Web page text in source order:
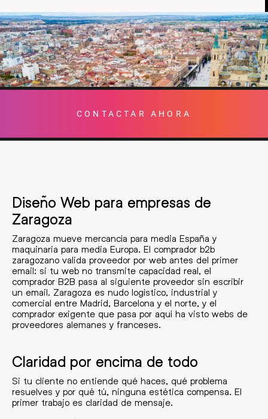
CONTACTAR AHORA
Diseño Web para empresas de
Zaragoza
Zaragoza mueve mercancía para media España y
maquinaria para media Europa. El comprador b2b
zaragozano valida proveedor por web antes del primer
email: si tu web no transmite capacidad real, el
comprador B2B pasa al siguiente proveedor sin escribir
un email. Zaragoza es nudo logístico, industrial y
comercial entre Madrid, Barcelona y el norte, y el
comprador exigente que pasa por aquí ha visto webs de
proveedores alemanes y franceses.
Claridad por encima de todo
Si tu cliente no entiende qué haces, qué problema
resuelves y por qué tú, ninguna estética compensa. El
primer trabajo es claridad de mensaje.